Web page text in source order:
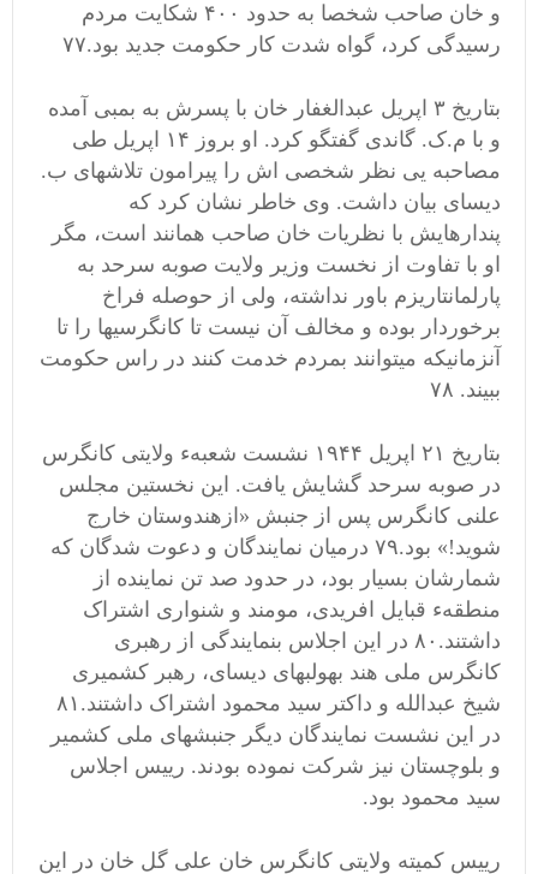
و خان صاحب شخصا به حدود ۴۰۰ شکایت مردم
رسیدگی کرد، گواه شدت کار حکومت جدید بود.۷۷
بتاریخ ۳ اپریل عبدالغفار خان با پسرش به بمبی آمده
و با م.ک. گاندی گفتگو کرد. او بروز ۱۴ اپریل طی
مصاحبه یی نظر شخصی اش را پیرامون تلاشهای ب.
دیسای بیان داشت. وی خاطر نشان کرد که
پندارهایش با نظریات خان صاحب همانند است، مگر
او با تفاوت از نخست وزیر ولایت صوبه سرحد به
پارلمانتاریزم باور نداشته، ولی از حوصله فراخ
برخوردار بوده و مخالف آن نیست تا کانگرسیها را تا
آنزمانیکه میتوانند بمردم خدمت کنند در راس حکومت
ببیند. ۷۸
بتاریخ ۲۱ اپریل ۱۹۴۴ نشست شعبهء ولایتی کانگرس
در صوبه سرحد گشایش یافت. این نخستین مجلس
علنی کانگرس پس از جنبش «ازهندوستان خارج
شوید!» بود.۷۹ درمیان نمایندگان و دعوت شدگان که
شمارشان بسیار بود، در حدود صد تن نماینده از
منطقهء قبایل افریدی، مومند و شنواری اشتراک
داشتند.۸۰ در این اجلاس بنمایندگی از رهبری
کانگرس ملی هند بهولبهای دیسای، رهبر کشمیری
شیخ عبدالله و داکتر سید محمود اشتراک داشتند.۸۱
در این نشست نمایندگان دیگر جنبشهای ملی کشمیر
و بلوچستان نیز شرکت نموده بودند. رییس اجلاس
سید محمود بود.
رییس کمیته ولایتی کانگرس خان علی گل خان در این